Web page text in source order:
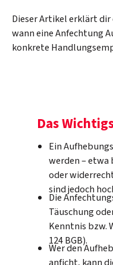
Dieser Artikel erklärt
wann eine Anfechtung
konkrete
Das
Ein
werden – etwa
oder
sind jedoch
Die
Täuschung
Kenntnis bzw.
124 BGB).
Wer den